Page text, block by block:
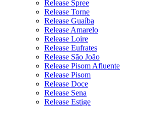
Release Spree
Release Torne
Release Guaíba
Release Amarelo
Release Loire
Release Eufrates
Release São João
Release Pisom Afluente
Release Pisom
Release Doce
Release Sena
Release Estige